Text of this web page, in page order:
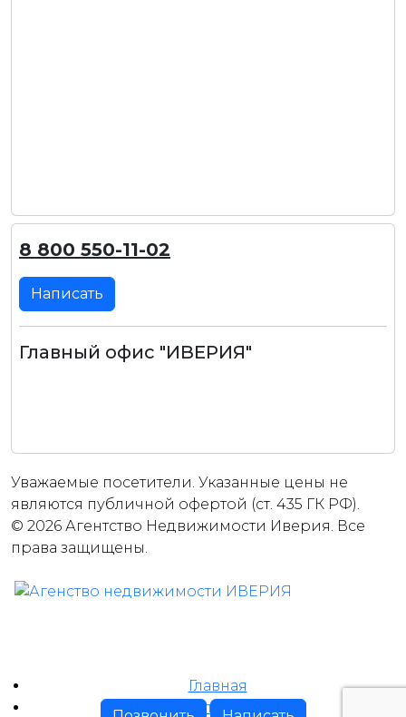
8 800 550-11-02
Написать
Главный офис "ИВЕРИЯ"
Уважаемые посетители. Указанные цены не
являются публичной офертой (ст. 435 ГК РФ).
© 2026 Агентство Недвижимости Иверия. Все
права защищены.
Главная
Каталог